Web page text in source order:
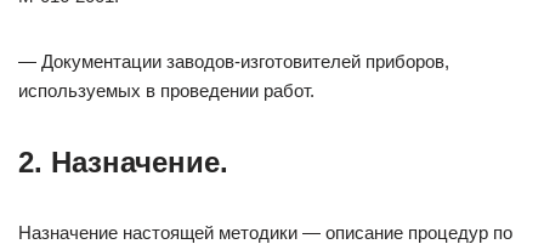
— Документации заводов-изготовителей приборов,
используемых в проведении работ.
2. Назначение.
Назначение настоящей методики — описание процедур по